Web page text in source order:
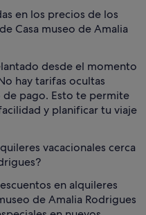
en los precios de los
Casa museo de Amalia
desde el momento
hay tarifas ocultas
de pago. Esto te permite
y planificar tu viaje
vacacionales cerca
en alquileres
de Amalia Rodrigues